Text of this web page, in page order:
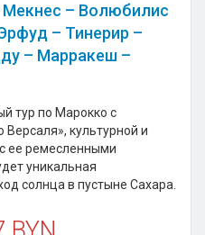
Мекнес – Волюбилис
– Тинерир –
– Марракеш –
тур по Марокко с
культурной и
ее ремесленными
уникальная
солнца в пустыне Сахара.